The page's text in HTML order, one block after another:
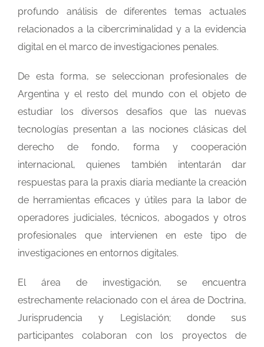
profundo análisis de diferentes temas actuales
relacionados a la cibercriminalidad y a la evidencia
digital en el marco de investigaciones penales.
De esta forma, se seleccionan profesionales de
Argentina y el resto del mundo con el objeto de
estudiar los diversos desafíos que las nuevas
tecnologías presentan a las nociones clásicas del
derecho de fondo, forma y cooperación
internacional, quienes también intentarán dar
respuestas para la praxis diaria mediante la creación
de herramientas eficaces y útiles para la labor de
operadores judiciales, técnicos, abogados y otros
profesionales que intervienen en este tipo de
investigaciones en entornos digitales.
El área de investigación, se encuentra
estrechamente relacionado con el área de Doctrina,
Jurisprudencia y
Legislación; donde sus
participantes colaboran con los proyectos de